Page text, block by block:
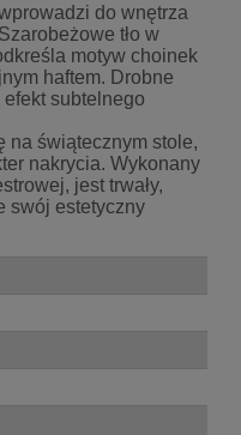
do wnętrza
tło w
motyw choinek
haftem. Drobne
subtelnego
na świątecznym stole,
nakrycia. Wykonany
jest trwały,
swój estetyczny